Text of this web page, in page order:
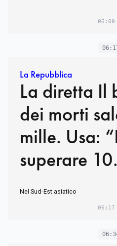
06:00
La Repubblica
La diretta Il bilancio
dei morti
mille. Usa:
superare
Nel Sud-Est asiatico
06:17